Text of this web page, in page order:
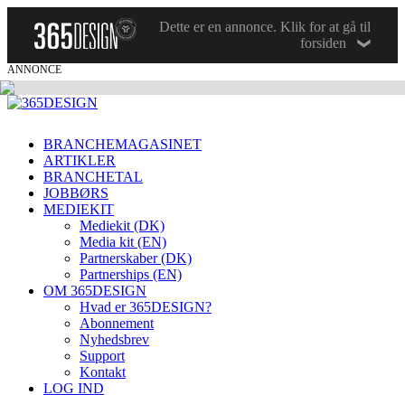
Dette er en annonce. Klik for at gå til
forsiden
ANNONCE
BRANCHEMAGASINET
ARTIKLER
BRANCHETAL
JOBBØRS
MEDIEKIT
Mediekit (DK)
Media kit (EN)
Partnerskaber (DK)
Partnerships (EN)
OM 365DESIGN
Hvad er 365DESIGN?
Abonnement
Nyhedsbrev
Support
Kontakt
LOG IND